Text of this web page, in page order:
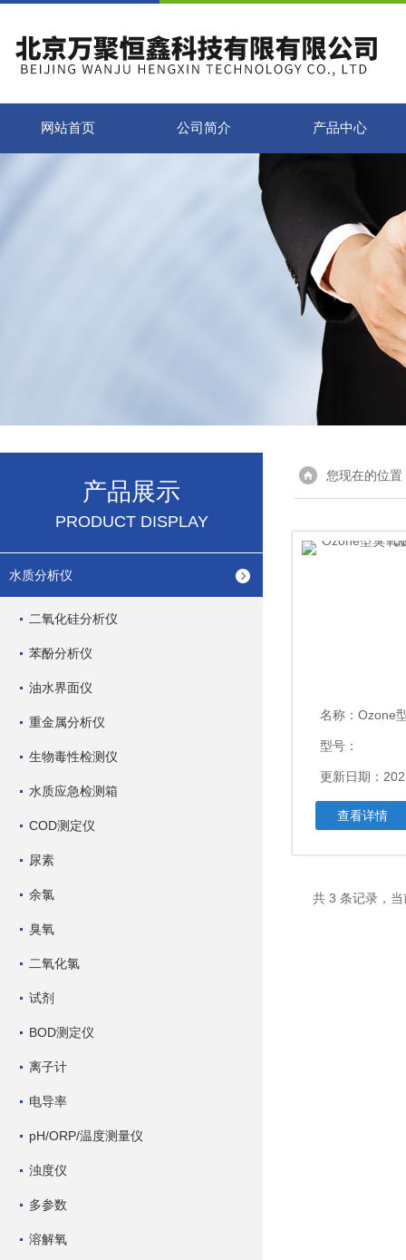
网站首页 公司简介 产品中心
产品展示
PRODUCT DISPLAY
水质分析仪
二氧化硅分析仪
苯酚分析仪
油水界面仪
重金属分析仪
生物毒性检测仪
水质应急检测箱
COD测定仪
尿素
余氯
臭氧
二氧化氯
试剂
BOD测定仪
离子计
电导率
pH/ORP/温度测量仪
浊度仪
多参数
溶解氧
您现在的位置
名称： Ozone型臭氧
型号：
更新日期：
查看详情
共 3 条记录，